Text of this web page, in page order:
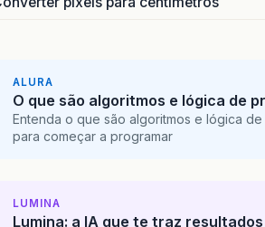
ALURA
O que são algoritmos e lógica de
Entenda o que são algoritmos e lógica
para começar a programar
LUMINA
Lumina: a IA que te traz resultados